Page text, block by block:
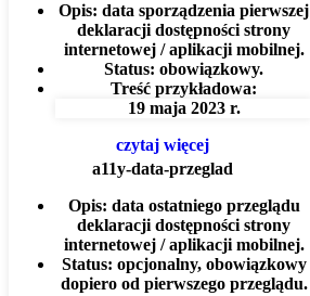
Opis: data sporządzenia pierwszej
deklaracji dostępności strony
internetowej / aplikacji mobilnej.
Status: obowiązkowy.
Treść przykładowa:
19 maja 2023 r.
czytaj więcej
a11y-data-przeglad
Opis: data ostatniego przeglądu
deklaracji dostępności strony
internetowej / aplikacji mobilnej.
Status: opcjonalny, obowiązkowy
dopiero od pierwszego przeglądu.